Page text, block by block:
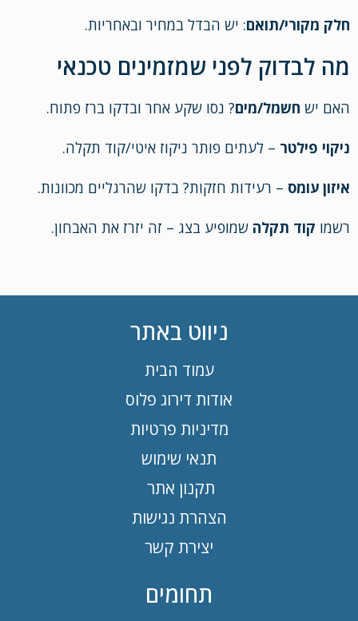
חלק מקורי/תואם: יש הבדל במחיר ובאחריות.
מה לבדוק לפני שמזמינים טכנאי
האם יש חשמל/מים? נסו שקע אחר ובדקו ברז פתוח.
ניקוי פילטר – לעתים פותר ניקוז איטי/קוד תקלה.
איזון עומס – רעידות חזקות? בדקו שהרגליים מכוונות.
רשמו קוד תקלה שמופיע בצג – זה יזרז את האבחון.
ניווט באתר
עמוד הבית
אודות דירוג פלוס
מדיניות פרטיות
תנאי שימוש
תקנון אתר
הצהרת נגישות
יצירת קשר
תחומים